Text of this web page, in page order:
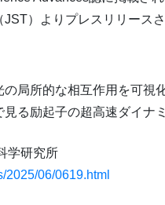
）よりプレスリリースさ
局所的な相互作用を可視
る励起子の超高速ダイナ
学研究所
2025/06/0619.html